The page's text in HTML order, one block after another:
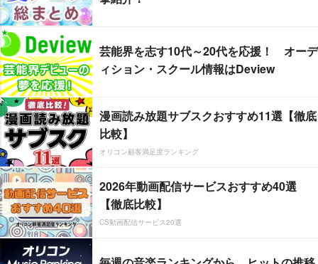
芸能界を志す10代～20代を応援！ オーデ
ィション・スクール情報はDeview
漫画読み放題サブスクおすすめ11選【徹底
比較】
オリコン顧客満足度ランキング
2026年動画配信サービスおすすめ40選
【徹底比較】
CS動画配信サービス20選